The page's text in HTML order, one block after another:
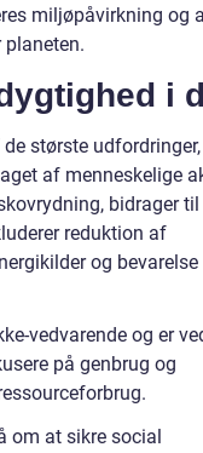
miljøpåvirkning og
i
største
af menneskelige
bidrager til
reduktion af
og
vedvarende og er
på genbrug og
om at sikre social